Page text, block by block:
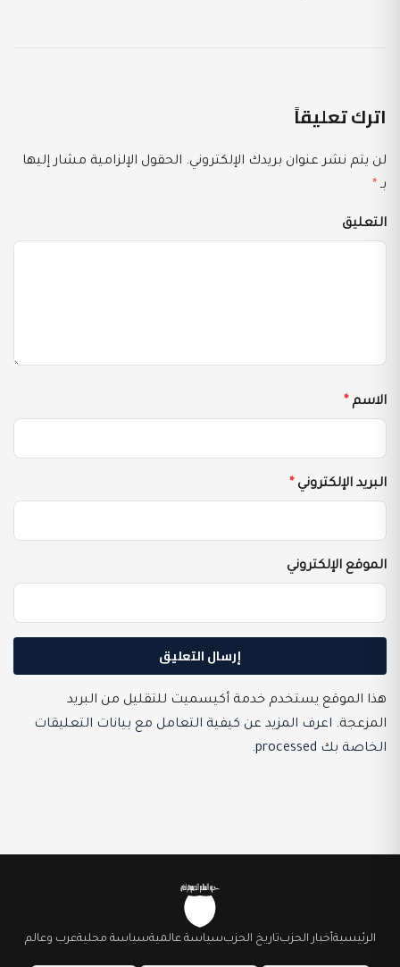
اترك تعليقاً
لن يتم نشر عنوان بريدك الإلكتروني. الحقول الإلزامية مشار إليها
بـ *
التعليق
الاسم*
البريد الإلكتروني*
الموقع الإلكتروني
هذا الموقع يستخدم خدمة أكيسميت للتقليل من البريد
المزعجة. اعرف المزيد عن كيفية التعامل مع بيانات التعليقات
الخاصة بك processed
.
الرئيسيةأخبار الحزبتاريخ الحزبسياسة عالميةسياسة محليةعرب وعالم